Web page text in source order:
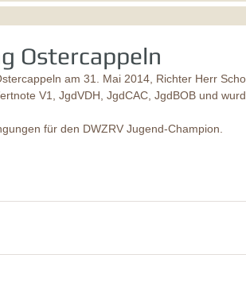
Ostercappeln
am 31. Mai 2014, Richter Herr
V1, JgdVDH, JgdCAC, JgdBOB und
für den DWZRV Jugend-Champion.